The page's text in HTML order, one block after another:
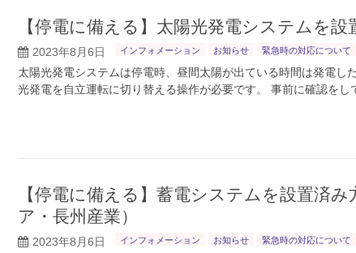
【停電に備える】太陽光発電システムを設
2023年8月6日 インフォメーション お知らせ 緊急時の対応について
太陽光発電システムは停電時、昼間太陽が出ている時間は発電
光発電を自立運転に切り替える操作が必要です。 事前に確認をし
【停電に備える】蓄電システムを設置済
ア・長州産業）
2023年8月6日 インフォメーション お知らせ 緊急時の対応について